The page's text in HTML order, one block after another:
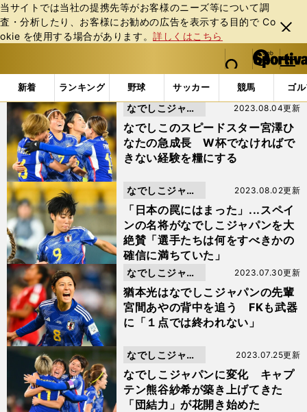
当サイトでは当社の提携先等がお客様のニーズ等について調
査・分析したり、お客様にお勧めの広告を表⽰する⽬的で Co
okie を使⽤する場合があります。詳しくはこちら
閉じ
る
web Sportiva (webスポルティーバ)
検索
マイペ
ー
ジ
メニュ
新着 ランキング 野球 サッカー 競馬 ゴ
b
ス
ポ
ル
テ
ィ
ー
バ
「なでしこジャパン」の検索結果 (4ページ目)
なでしこのスピードスター宮澤ひ
なたの急成長 W杯でなければで
きない経験を糧にする
2023.08.04更新
なでしこジャパ
ン
「日本の罠にはまった」...スペイ
ンの名将がなでしこジャパンを大
絶賛「選手たちは何をすべきかの
確信に満ちていた」
2023.08.02更新
なでしこジャパ
ン
猶本光はなでしこジャパンの先輩
宮間あやの背中を追う FKも武器
に「１点では終われない」
2023.07.30更新
なでしこジャパ
ン
なでしこジャパンに変化 キャプ
テン熊谷紗希が築き上げてきた
「団結力」が花開き始めた
2023.07.25更新
なでしこジャパ
ン